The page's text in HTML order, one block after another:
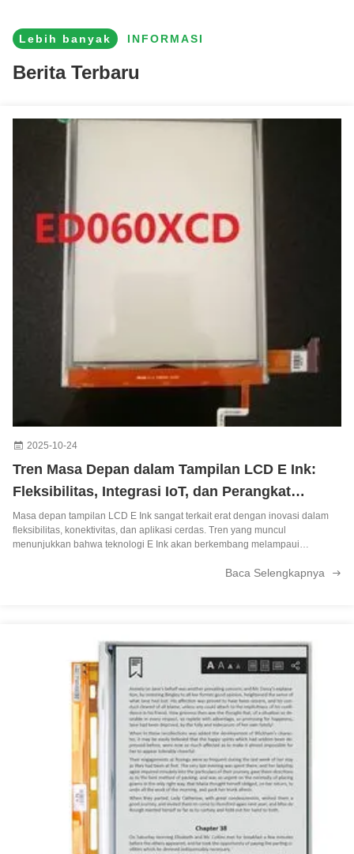
Lebih banyak INFORMASI
Berita Terbaru
2025-10-24
Tren Masa Depan dalam Tampilan LCD E Ink:
Fleksibilitas, Integrasi IoT, dan Perangkat
Cerdas
Masa depan tampilan LCD E Ink sangat terkait erat dengan inovasi dalam
fleksibilitas, konektivitas, dan aplikasi cerdas. Tren yang muncul
menunjukkan bahwa teknologi E Ink akan berkembang melampaui
Baca Selengkapnya